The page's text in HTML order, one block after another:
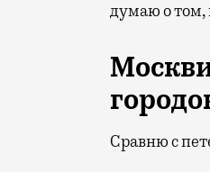
думаю о том,
Сравню с